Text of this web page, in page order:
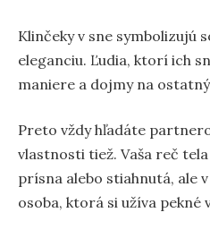
Klinčeky v sne symbolizujú
eleganciu. Ľudia, ktorí ich
maniere a dojmy na
Preto vždy hľadáte
vlastnosti tiež. Vaša reč
prísna alebo stiahnutá, ale
osoba, ktorá si užíva pekné